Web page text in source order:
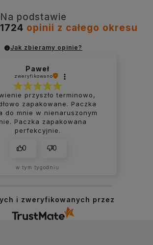
Na podstawie
1724 opinii z całego okresu
Jak zbieramy opinie?
Paweł
zweryfikowano
przyszło terminowo,
zapakowane. Paczka
do mnie w nienaruszonym
Paczka zapakowana
perfekcyjnie.
0 0
w tym tygodniu
i zweryfikowanych przez